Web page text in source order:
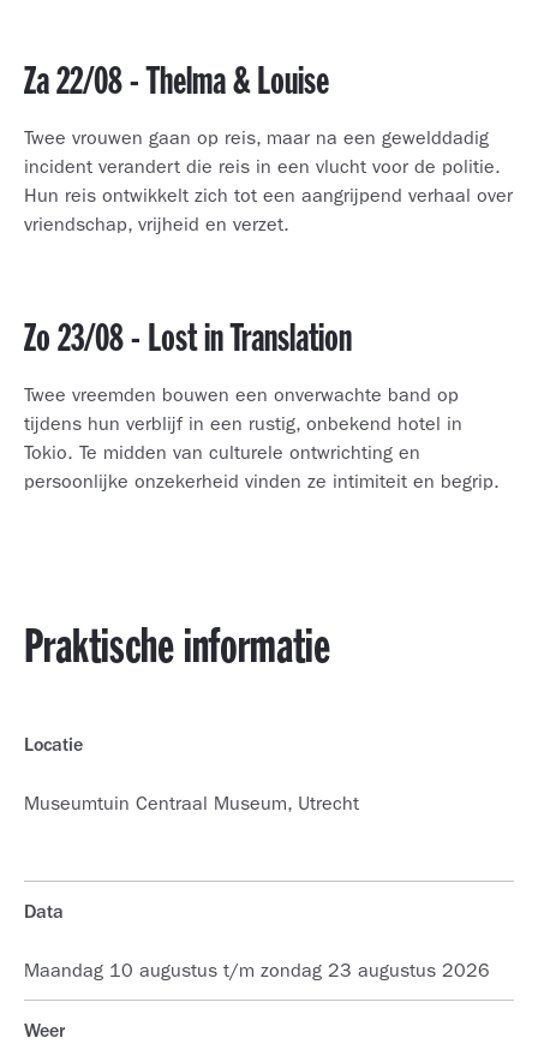
Za 22/08 - Thelma & Louise
Twee vrouwen gaan op reis, maar na een gewelddadig
incident verandert die reis in een vlucht voor de politie.
Hun reis ontwikkelt zich tot een aangrijpend verhaal over
vriendschap, vrijheid en verzet.
Zo 23/08 - Lost in Translation
Twee vreemden bouwen een onverwachte band op
tijdens hun verblijf in een rustig, onbekend hotel in
Tokio. Te midden van culturele ontwrichting en
persoonlijke onzekerheid vinden ze intimiteit en begrip.
Praktische informatie
Locatie
Museumtuin Centraal Museum, Utrecht
Data
Maandag 10 augustus t/m zondag 23 augustus 2026
Weer